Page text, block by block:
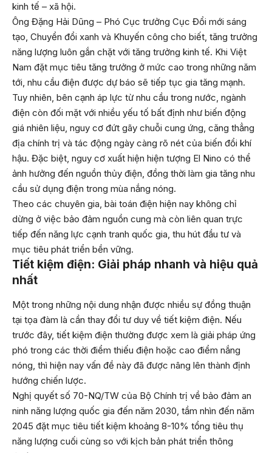
kinh tế – xã hội.
Ông Đặng Hải Dũng – Phó Cục trưởng Cục Đổi mới sáng
tạo, Chuyển đổi xanh và Khuyến công cho biết, tăng trưởng
năng lượng luôn gắn chặt với tăng trưởng kinh tế. Khi Việt
Nam đặt mục tiêu tăng trưởng ở mức cao trong những năm
tới, nhu cầu điện được dự báo sẽ tiếp tục gia tăng mạnh.
Tuy nhiên, bên cạnh áp lực từ nhu cầu trong nước, ngành
điện còn đối mặt với nhiều yếu tố bất định như biến động
giá nhiên liệu, nguy cơ đứt gãy chuỗi cung ứng, căng thẳng
địa chính trị và tác động ngày càng rõ nét của biến đổi khí
hậu. Đặc biệt, nguy cơ xuất hiện hiện tượng El Nino có thể
ảnh hưởng đến nguồn thủy điện, đồng thời làm gia tăng nhu
cầu sử dụng điện trong mùa nắng nóng.
Theo các chuyên gia, bài toán điện hiện nay không chỉ
dừng ở việc bảo đảm nguồn cung mà còn liên quan trực
tiếp đến năng lực cạnh tranh quốc gia, thu hút đầu tư và
mục tiêu phát triển bền vững.
Tiết kiệm điện: Giải pháp nhanh và hiệu quả
nhất
Một trong những nội dung nhận được nhiều sự đồng thuận
tại tọa đàm là cần thay đổi tư duy về tiết kiệm điện. Nếu
trước đây, tiết kiệm điện thường được xem là giải pháp ứng
phó trong các thời điểm thiếu điện hoặc cao điểm nắng
nóng, thì hiện nay vấn đề này đã được nâng lên thành định
hướng chiến lược.
Nghị quyết số 70-NQ/TW của Bộ Chính trị về bảo đảm an
ninh năng lượng quốc gia đến năm 2030, tầm nhìn đến năm
2045 đặt mục tiêu tiết kiệm khoảng 8-10% tổng tiêu thụ
năng lượng cuối cùng so với kịch bản phát triển thông